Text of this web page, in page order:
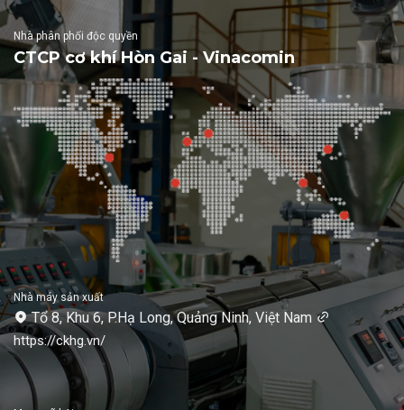
Nhà phân phối độc quyền
CTCP cơ khí Hòn Gai - Vinacomin
Nhà máy sản xuất
Tổ 8, Khu 6, P.Hạ Long, Quảng Ninh, Việt Nam
https://ckhg.vn/